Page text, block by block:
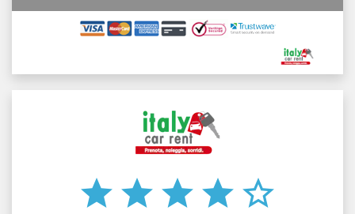
star star star star star_border